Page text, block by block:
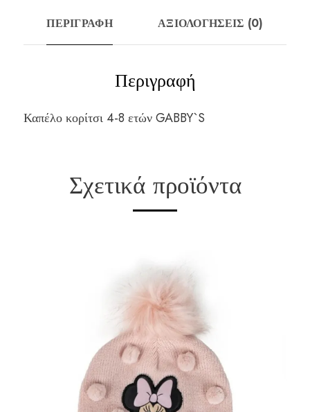
ΠΕΡΙΓΡΑΦΉ ΑΞΙΟΛΟΓΉΣΕΙΣ (0)
Περιγραφή
Καπέλο κορίτσι 4-8 ετών GABBY`S
Σχετικά προϊόντα